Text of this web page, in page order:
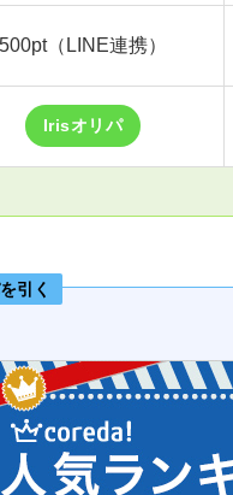
500pt（LINE連携）
Irisオリパ
引く